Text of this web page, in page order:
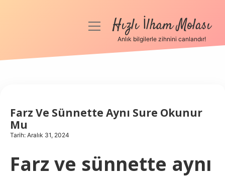
Anasayfa
Hakkımızda
menüyüHızlı İlham Molası
Anlık bilgilerle zihnini canlandır!
Farz Ve Sünnette Aynı Sure Okunur
Mu
Tarih: Aralık 31, 2024
Farz ve sünnette aynı